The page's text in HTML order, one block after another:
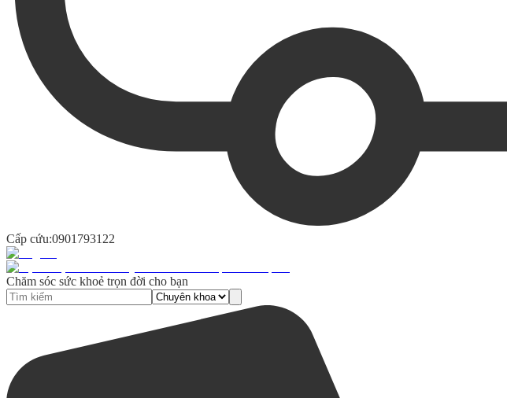
Cấp cứu:0901793122
Chăm sóc sức khoẻ trọn đời cho bạn